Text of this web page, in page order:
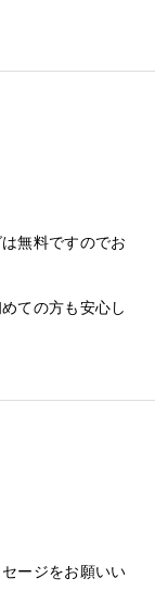
無料ですのでお
ての方も安心し
ージをお願いい